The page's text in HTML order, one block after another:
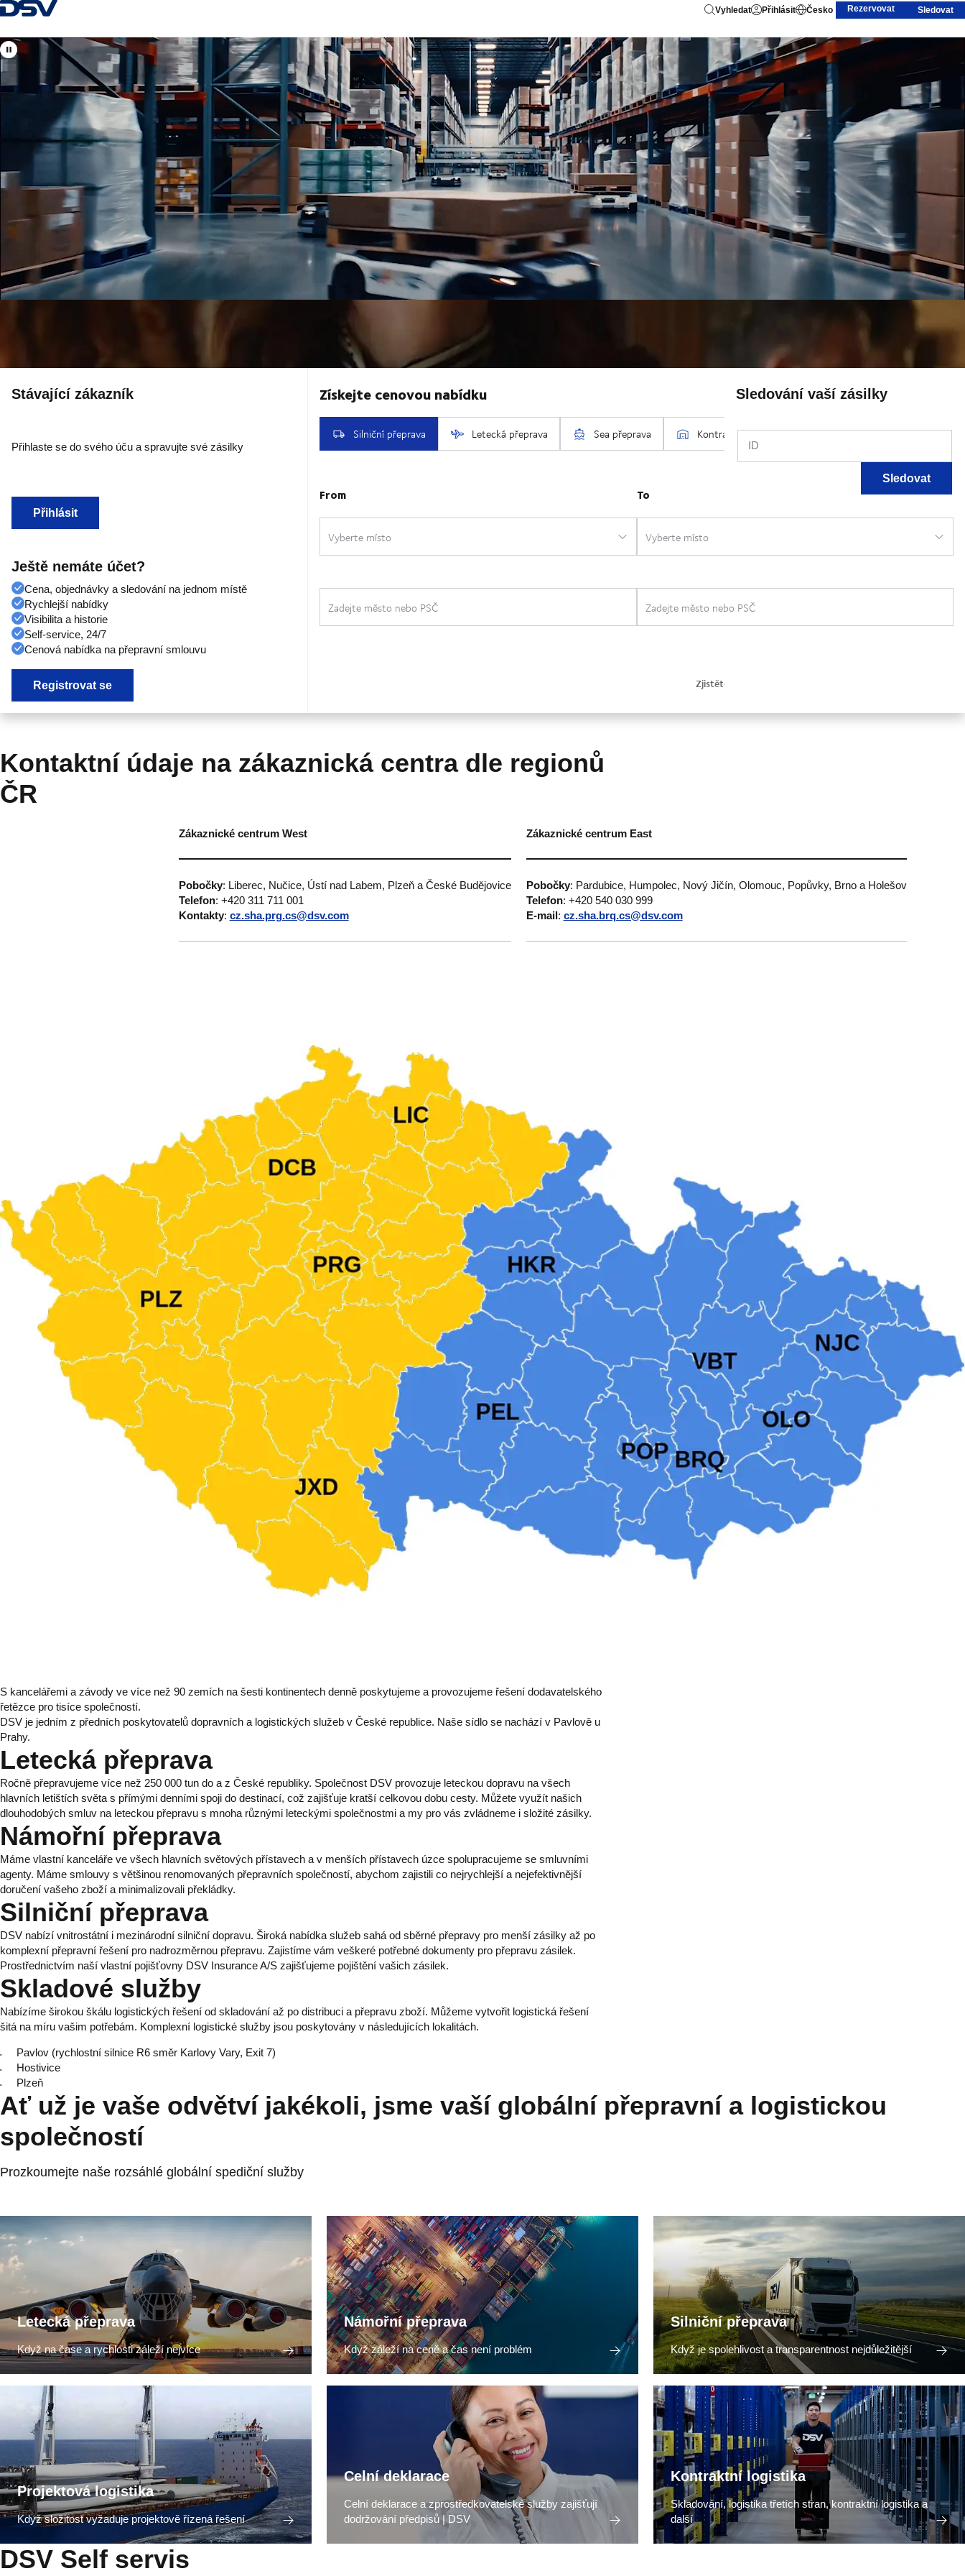
Zpět na Homepage Vyhledat Přihlásit Česko Rezervovat Sledovat
Česká republika
Vaši místní i mezinárodní odborníci na leteckou, námořní, silniční a železniční dopravu, logistická řešení, projektovou
dopravu a celní odbavení.
Stávající zákazník
Přihlaste se do svého úču a spravujte své zásilky
Přihlásit
Ještě nemáte účet?
Cena, objednávky a sledování na jednom místě
Rychlejší nabídky
Visibilita a historie
Self-service, 24/7
Cenová nabídka na přepravní smlouvu
Registrovat se
Sledování vaší zásilky
ID
Sledovat
Kontaktní údaje na zákaznická centra dle regionů
ČR
Zákaznické centrum West Zákaznické centrum East
Pobočky: Liberec, Nučice, Ústí nad Labem, Plzeň a České Budějovice
Telefon: +420 311 711 001
Kontakty: cz.sha.prg.cs@dsv.com
Pobočky: Pardubice, Humpolec, Nový Jičín, Olomouc, Popůvky, Brno a Holešov
Telefon: +420 540 030 999
E-mail: cz.sha.brq.cs@dsv.com
S kancelářemi a závody ve více než 90 zemích na šesti kontinentech denně poskytujeme a provozujeme řešení dodavatelského
řetězce pro tisíce společností.
DSV je jedním z předních poskytovatelů dopravních a logistických služeb v České republice. Naše sídlo se nachází v Pavlově u
Prahy.
Letecká přeprava
Ročně přepravujeme více než 250 000 tun do a z České republiky. Společnost DSV provozuje leteckou dopravu na všech
hlavních letištích světa s přímými denními spoji do destinací, což zajišťuje kratší celkovou dobu cesty. Můžete využít našich
dlouhodobých smluv na leteckou přepravu s mnoha různými leteckými společnostmi a my pro vás zvládneme i složité zásilky.
Námořní přeprava
Máme vlastní kanceláře ve všech hlavních světových přístavech a v menších přístavech úzce spolupracujeme se smluvními
agenty. Máme smlouvy s většinou renomovaných přepravních společností, abychom zajistili co nejrychlejší a nejefektivnější
doručení vašeho zboží a minimalizovali překládky.
Silniční přeprava
DSV nabízí vnitrostátní i mezinárodní silniční dopravu. Široká nabídka služeb sahá od sběrné přepravy pro menší zásilky až po
komplexní přepravní řešení pro nadrozměrnou přepravu. Zajistíme vám veškeré potřebné dokumenty pro přepravu zásilek.
Prostřednictvím naší vlastní pojišťovny DSV Insurance A/S zajišťujeme pojištění vašich zásilek.
Skladové služby
Nabízíme širokou škálu logistických řešení od skladování až po distribuci a přepravu zboží. Můžeme vytvořit logistická řešení
šitá na míru vašim potřebám. Komplexní logistické služby jsou poskytovány v následujících lokalitách.
Pavlov (rychlostní silnice R6 směr Karlovy Vary, Exit 7)
Hostivice
Plzeň
Ať už je vaše odvětví jakékoli, jsme vaší globální přepravní a logistickou
společností
Prozkoumejte naše rozsáhlé globální spediční služby
Letecká přeprava
Když na čase a rychlosti záleží nejvíce
Námořní přeprava
Když záleží na ceně a čas není problém
Silniční přeprava
Když je spolehlivost a transparentnost nejdůležitější
Projektová logistika
Když složitost vyžaduje projektově řízená řešení
Celní deklarace
Celní deklarace a zprostředkovatelské služby zajišťují
dodržování předpisů | DSV
Kontraktní logistika
Skladování, logistika třetích stran, kontraktní logistika a
další
DSV Self servis